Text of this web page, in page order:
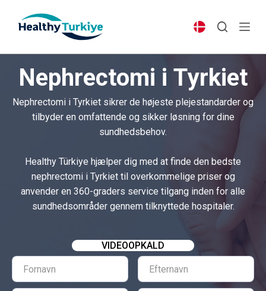
p
c
Nephrectomi i Tyrkiet
Nephrectomi i Tyrkiet sikrer de højeste plejestandarder og
tilbyder en omfattende og sikker løsning for dine
sundhedsbehov.
Healthy Türkiye hjælper dig med at finde den bedste
nephrectomi i Tyrkiet til overkommelige priser og
anvender en 360-graders service tilgang inden for alle
sundhedsområder gennem tilknyttede hospitaler.
VIDEOOPKALD